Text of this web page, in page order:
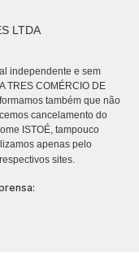
LTDA
independente e sem
TRES COMÉRCIO DE
também que não
cancelamento do
ISTOÉ, tampouco
apenas pelo
sites.